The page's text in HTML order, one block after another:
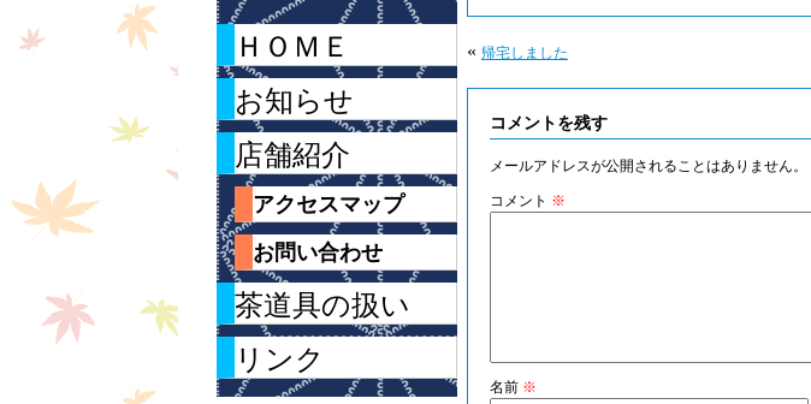
« 帰宅しました
コメントを残す
メールアドレスが公開されることはありません。
コメント ※
名前 ※
ＨＯＭＥ
お知らせ
店舗紹介
アクセスマップ
お問い合わせ
茶道具の扱い
リンク